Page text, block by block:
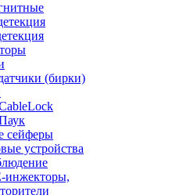
(бирки)
сейферы
устройства
инжекторы,